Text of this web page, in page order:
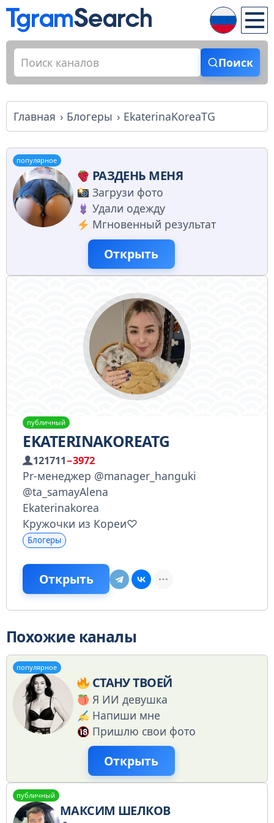
Поиск
Главная Блогеры EkaterinaKoreaTG
популярное
РАЗДЕНЬ МЕНЯ
Загрузи фото
Удали одежду
Мгновенный результат
Открыть
публичный
EKATERINAKOREATG
121711−3972
Pr-менеджер @manager_hanguki
@ta_samayAlena
Ekaterinakorea
Кружочки из Кореи♡
Блогеры
Открыть
Похожие каналы
популярное
СТАНУ ТВОЕЙ
Я ИИ девушка
Напиши мне
Пришлю свои фото
Открыть
публичный
МАКСИМ ШЕЛКОВ